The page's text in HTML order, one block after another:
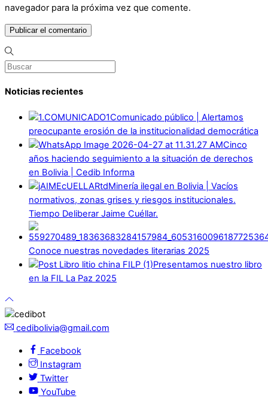
navegador para la próxima vez que comente.
Noticias recientes
Comunicado público | Alertamos
preocupante erosión de la institucionalidad democrática
Cinco
años haciendo seguimiento a la situación de derechos
en Bolivia | Cedib Informa
Minería ilegal en Bolivia | Vacíos
normativos, zonas grises y riesgos institucionales.
Tiempo Deliberar Jaime Cuéllar.
Conoce nuestras novedades literarias 2025
Presentamos nuestro libro
en la FIL La Paz 2025
cedibolivia@gmail.com
Facebook
Instagram
Twitter
YouTube